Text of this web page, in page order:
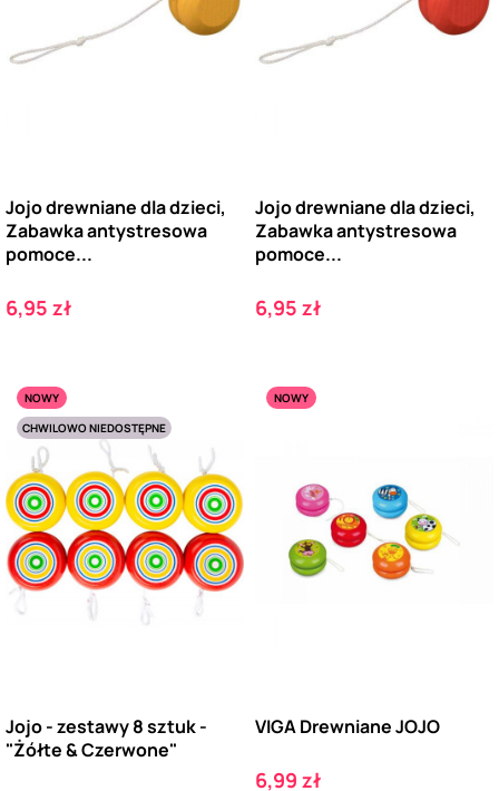
Jojo drewniane dla dzieci,
Zabawka antystresowa
pomoce...
Cena
6,95 zł
Jojo drewniane dla dzieci,
Zabawka antystresowa
pomoce...
Cena
6,95 zł
NOWY
CHWILOWO NIEDOSTĘPNE
Jojo - zestawy 8 sztuk -
"Żółte & Czerwone"
NOWY
VIGA Drewniane JOJO
Cena
6,99 zł